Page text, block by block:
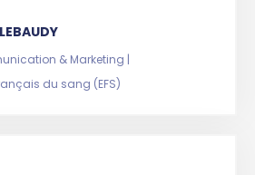
& Marketing |
du sang (EFS)